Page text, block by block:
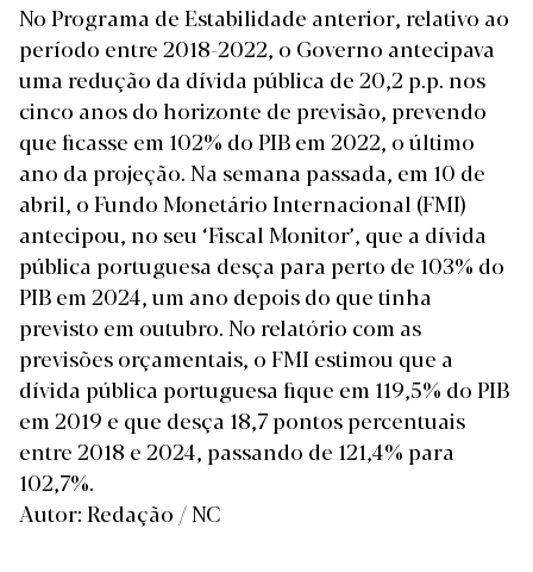
No Programa de Estabilidade anterior, relativo ao
período entre 2018-2022, o Governo antecipava
uma redução da dívida pública de 20,2 p.p. nos
cinco anos do horizonte de previsão, prevendo
que ficasse em 102% do PIB em 2022, o último
ano da projeção. Na semana passada, em 10 de
abril, o Fundo Monetário Internacional (FMI)
antecipou, no seu ‘Fiscal Monitor’, que a dívida
pública portuguesa desça para perto de 103% do
PIB em 2024, um ano depois do que tinha
previsto em outubro. No relatório com as
previsões orçamentais, o FMI estimou que a
dívida pública portuguesa fique em 119,5% do PIB
em 2019 e que desça 18,7 pontos percentuais
entre 2018 e 2024, passando de 121,4% para
102,7%.
Autor: Redação / NC